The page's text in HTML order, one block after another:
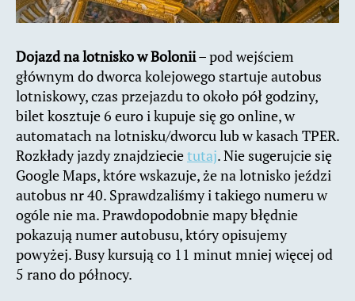
Dojazd na lotnisko w Bolonii– pod wejściem
głównym do dworca kolejowego startuje autobus
lotniskowy, czas przejazdu to około pół godziny,
bilet kosztuje 6 euro i kupuje się go online, w
automatach na lotnisku/dworcu lub w kasach TPER.
Rozkłady jazdy znajdziecietutaj. Nie sugerujcie się
Google Maps, które wskazuje, że na lotnisko jeździ
autobus nr 40. Sprawdzaliśmy i takiego numeru w
ogóle nie ma. Prawdopodobnie mapy błędnie
pokazują numer autobusu, który opisujemy
powyżej. Busy kursują co 11 minut mniej więcej od
5 rano do północy.